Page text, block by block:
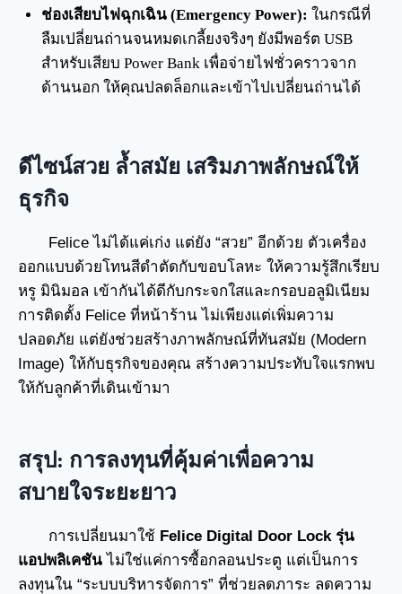
ช่องเสียบไฟฉุกเฉิน (Emergency Power): ในกรณีที่
ลืมเปลี่ยนถ่านจนหมดเกลี้ยงจริงๆ ยังมีพอร์ต USB
สำหรับเสียบ Power Bank เพื่อจ่ายไฟชั่วคราวจาก
ด้านนอก ให้คุณปลดล็อกและเข้าไปเปลี่ยนถ่านได้
ดีไซน์สวย ล้ำสมัย เสริมภาพลักษณ์ให้
ธุรกิจ
Felice ไม่ได้แค่เก่ง แต่ยัง “สวย” อีกด้วย ตัวเครื่อง
ออกแบบด้วยโทนสีดำตัดกับขอบโลหะ ให้ความรู้สึกเรียบ
หรู มินิมอล เข้ากันได้ดีกับกระจกใสและกรอบอลูมิเนียม
การติดตั้ง Felice ที่หน้าร้าน ไม่เพียงแต่เพิ่มความ
ปลอดภัย แต่ยังช่วยสร้างภาพลักษณ์ที่ทันสมัย (Modern
Image) ให้กับธุรกิจของคุณ สร้างความประทับใจแรกพบ
ให้กับลูกค้าที่เดินเข้ามา
สรุป: การลงทุนที่คุ้มค่าเพื่อความ
สบายใจระยะยาว
การเปลี่ยนมาใช้ Felice Digital Door Lock รุ่น
แอปพลิเคชัน ไม่ใช่แค่การซื้อกลอนประตู แต่เป็นการ
ลงทุนใน “ระบบบริหารจัดการ” ที่ช่วยลดภาระ ลดความ